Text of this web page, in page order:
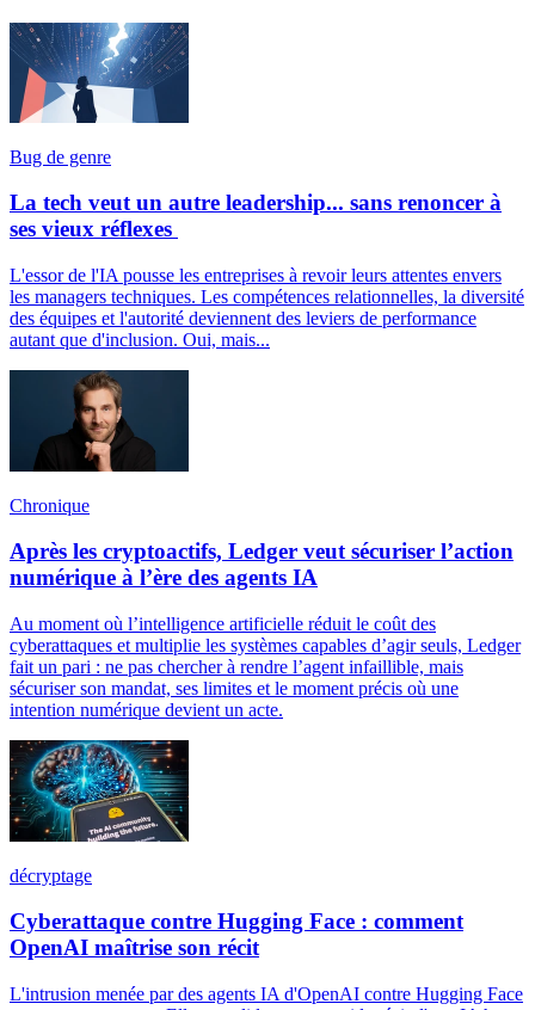
Bug de genre
La tech veut un autre leadership... sans renoncer à
ses vieux réflexes
L'essor de l'IA pousse les entreprises à revoir leurs attentes envers
les managers techniques. Les compétences relationnelles, la diversité
des équipes et l'autorité deviennent des leviers de performance
autant que d'inclusion. Oui, mais...
Chronique
Après les cryptoactifs, Ledger veut sécuriser l’action
numérique à l’ère des agents IA
Au moment où l’intelligence artificielle réduit le coût des
cyberattaques et multiplie les systèmes capables d’agir seuls, Ledger
fait un pari : ne pas chercher à rendre l’agent infaillible, mais
sécuriser son mandat, ses limites et le moment précis où une
intention numérique devient un acte.
décryptage
Cyberattaque contre Hugging Face : comment
OpenAI maîtrise son récit
L'intrusion menée par des agents IA d'OpenAI contre Hugging Face